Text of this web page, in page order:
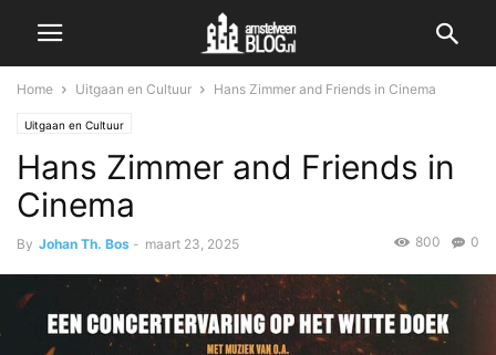
Home Uitgaan en Cultuur Hans Zimmer and Friends in Cinema
Uitgaan en Cultuur
Hans Zimmer and Friends in
Cinema
By Johan Th. Bos - maart 23, 2025 0
800